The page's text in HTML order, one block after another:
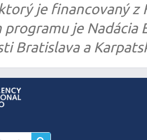
je financovaný z
programu je
Bratislava a